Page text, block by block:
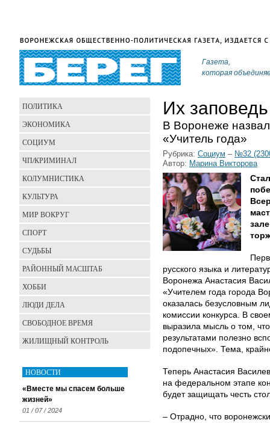
Газета,
которая
Их
В Воронеже
«Учитель года»
Рубрика: Социум – №32
Автор: Марина Викторова
русского языка и
Воронежа Анастасия
«Учителем года города
оказалась безусловным
комиссии конкурса. В
выразила мысль о том,
результатами полезно
подопечных». Тема,
Теперь Анастасия
на федеральном этапе
будет защищать честь
– Отрадно, что
ПОЛИТИКА
ЭКОНОМИКА
СОЦИУМ
ЧП/КРИМИНАЛ
КОЛУМНИСТИКА
КУЛЬТУРА
МИР ВОКРУГ
СПОРТ
СУДЬБЫ
РАЙОННЫЙ МАСШТАБ
ХОББИ
ЛЮДИ ДЕЛА
СВОБОДНОЕ ВРЕМЯ
ЖИЛИЩНЫЙ КОНТРОЛЬ
НОВОСТИ
«Вместе мы спасем больше
жизней»
01 / 07 / 2024